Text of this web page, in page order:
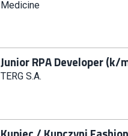
Systemów IT (km)
Zastępca Kierownika
Riviera (m/k)